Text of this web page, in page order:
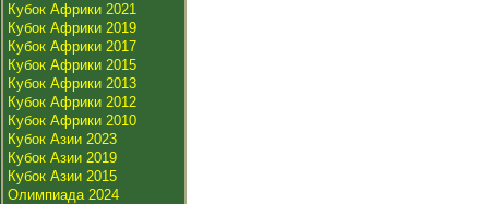
Кубок Африки 2021
Кубок Африки 2019
Кубок Африки 2017
Кубок Африки 2015
Кубок Африки 2013
Кубок Африки 2012
Кубок Африки 2010
Кубок Азии 2023
Кубок Азии 2019
Кубок Азии 2015
Олимпиада 2024